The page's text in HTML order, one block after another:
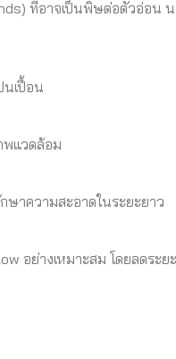
ที่อาจเป็นพิษต่อตัวอ่อน
นเปื้อน
แวดล้อม
ษาความสะอาดในระยะยาว
อย่างเหมาะสม โดยลดระ